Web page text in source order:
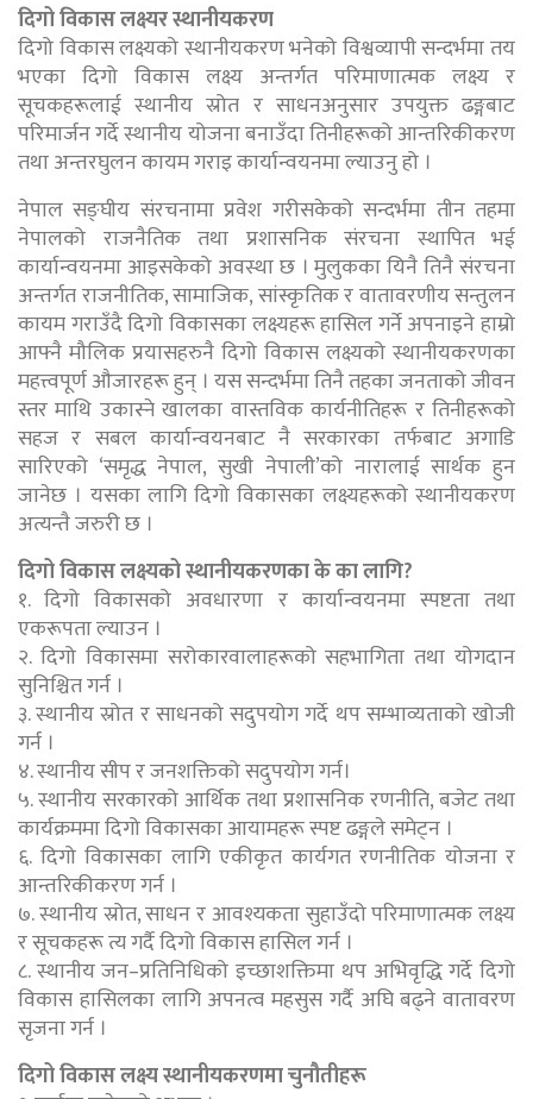
दिगो विकास लक्ष्यर स्थानीयकरण
दिगो विकास लक्ष्यको स्थानीयकरण भनेको विश्वव्यापी सन्दर्भमा तय
भएका दिगो विकास लक्ष्य अन्तर्गत परिमाणात्मक लक्ष्य र
सूचकहरूलाई स्थानीय स्रोत र साधनअनुसार उपयुक्त ढङ्गबाट
परिमार्जन गर्दे स्थानीय योजना बनाउँदा तिनीहरूको आन्तरिकीकरण
तथा अन्तरघुलन कायम गराइ कार्यान्वयनमा ल्याउनु हो ।
नेपाल सङ्घीय संरचनामा प्रवेश गरीसकेको सन्दर्भमा तीन तहमा
नेपालको राजनैतिक तथा प्रशासनिक संरचना स्थापित भई
कार्यान्वयनमा आइसकेको अवस्था छ । मुलुकका यिनै तिनै संरचना
अन्तर्गत राजनीतिक, सामाजिक, सांस्कृतिक र वातावरणीय सन्तुलन
कायम गराउँदै दिगो विकासका लक्ष्यहरू हासिल गर्ने अपनाइने हाम्रो
आफ्नै मौलिक प्रयासहरुनै दिगो विकास लक्ष्यको स्थानीयकरणका
महत्त्वपूर्ण औजारहरू हुन् । यस सन्दर्भमा तिनै तहका जनताको जीवन
स्तर माथि उकास्ने खालका वास्तविक कार्यनीतिहरू र तिनीहरूको
सहज र सबल कार्यान्वयनबाट नै सरकारका तर्फबाट अगाडि
सारिएको ‘समृद्ध नेपाल, सुखी नेपाली’को नारालाई सार्थक हुन
जानेछ । यसका लागि दिगो विकासका लक्ष्यहरूको स्थानीयकरण
अत्यन्तै जरुरी छ ।
दिगो विकास लक्ष्यको स्थानीयकरणका के का लागि?
१. दिगो विकासको अवधारणा र कार्यान्वयनमा स्पष्टता तथा
एकरूपता ल्याउन ।
२. दिगो विकासमा सरोकारवालाहरूको सहभागिता तथा योगदान
सुनिश्चित गर्न ।
३. स्थानीय स्रोत र साधनको सदुपयोग गर्दे थप सम्भाव्यताको खोजी
गर्न ।
४. स्थानीय सीप र जनशक्तिको सदुपयोग गर्न।
५. स्थानीय सरकारको आर्थिक तथा प्रशासनिक रणनीति, बजेट तथा
कार्यक्रममा दिगो विकासका आयामहरू स्पष्ट ढङ्गले समेट्न ।
६. दिगो विकासका लागि एकीकृत कार्यगत रणनीतिक योजना र
आन्तरिकीकरण गर्न ।
७. स्थानीय स्रोत, साधन र आवश्यकता सुहाउँदो परिमाणात्मक लक्ष्य
र सूचकहरू त्य गर्दै दिगो विकास हासिल गर्न ।
८. स्थानीय जन–प्रतिनिधिको इच्छाशक्तिमा थप अभिवृद्धि गर्दे दिगो
विकास हासिलका लागि अपनत्व महसुस गर्दै अघि बढ्ने वातावरण
सृजना गर्न ।
दिगो विकास लक्ष्य स्थानीयकरणमा चुनौतीहरू